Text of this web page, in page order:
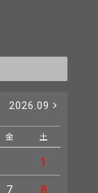
2026.09
金 土
1
7
8